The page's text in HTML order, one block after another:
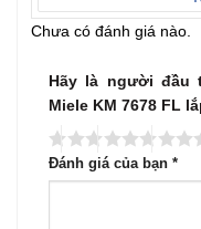
Chưa có đánh giá nào.
Hãy là người đầu
Miele KM 7678 FL
Đánh giá của bạn *